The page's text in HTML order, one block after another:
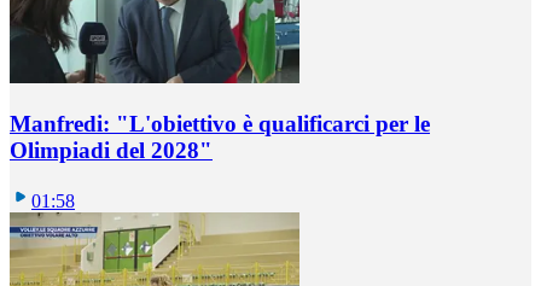
Manfredi: "L'obiettivo è qualificarci per le
Olimpiadi del 2028"
01:58